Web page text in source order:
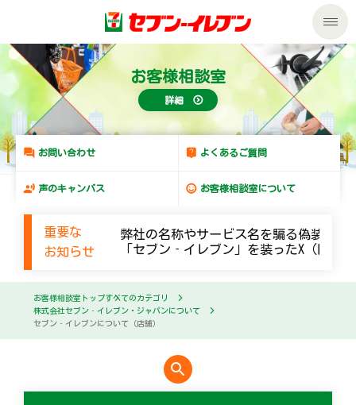
私たちの取組み
商品のご案内
商品のご案内トップ
今週の新商品
セブンプレミアム
セール・キャンペーン
サービス
サービストップ
nanacoトップ
マルチコピー機でできること
マルチコピー機でできることトップ
企業情報
企業情報トップ
ごあいさつ
サステナビリティ
サステナビリティトップ
加盟店オーナー募集 物件募集・購入
お客様相談室
詳細
お問い合わせ よくあるご質問
声のキャンバス お客様相談室について
重要な
お知らせ
弊社の名称やサービス名を騙る偽装メー
「セブン‐イレブン」を装ったX（旧
お客様相談室トップすべてのカテゴリ
株式会社セブン‐イレブン・ジャパンについて
セブン‐イレブンについて（店舗）
search